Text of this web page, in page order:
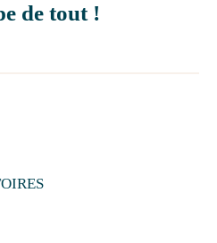
de tout !